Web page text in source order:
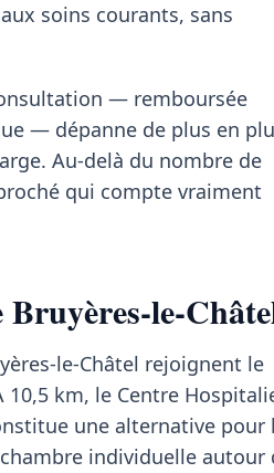
soins courants, sans
— remboursée
— dépanne de plus en
Au-delà du nombre de
qui compte vraiment
le-
le-Châtel rejoignent le
10,5 km, le Centre
une alternative pour
individuelle autour